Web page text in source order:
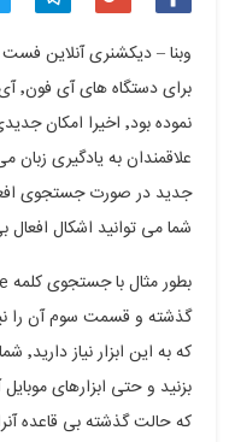
گذاری
در
فیسبوک
گذاری
در
گوگل
پلاس
گذاری
در
تلگرام
وبنا – دیکشنری آنلاین
نموده بود٬ اخیرا
علاقمندان به یادگیری زبان
شما می توانید اشکال افعال
گذشته و قسمت سوم آن را
که
بزنید و حتی ابزارهای
که حالت گذشته بی قاعده